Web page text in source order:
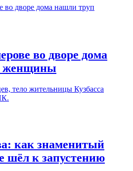
во дворе дома
женщины
тело жительницы Кузбасса
как знаменитый
шёл к запустению